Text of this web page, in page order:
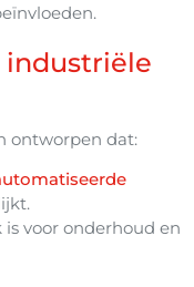
ontworpen dat:
voor onderhoud en